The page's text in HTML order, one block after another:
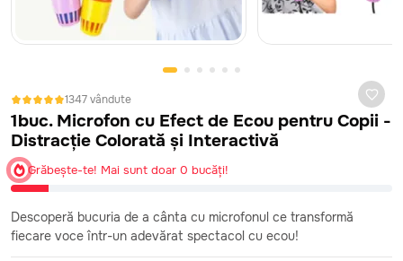
1347 vândute
1buc. Microfon cu Efect de Ecou pentru Copii -
Distracție Colorată și Interactivă
Grăbește-te! Mai sunt doar 0 bucăți!
Descoperă bucuria de a cânta cu microfonul ce transformă
fiecare voce într-un adevărat spectacol cu ecou!
Toate
ceri banii înapoi sau să schimbi jucăria. Vom prelua jucăria de la
tine de acasă sau oficiu, absolut gratuit. Mai mult despre